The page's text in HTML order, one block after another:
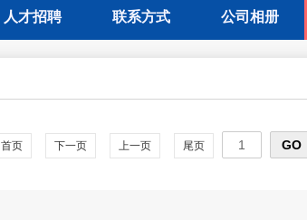
人才招聘 联系方式 公司相册
首页 下一页 上一页 尾页